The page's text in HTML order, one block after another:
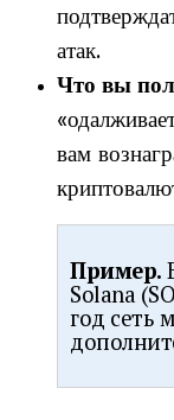
атак.
Что вы
вам
Пример.
Solana
год сеть